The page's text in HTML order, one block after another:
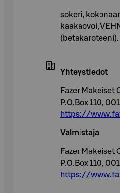
sokeri,
kaakaovoi,
(betakaroteeni).
Yhteystiedot
Fazer Makeiset
P.O.Box 110,
https://
Valmistaja
Fazer Makeiset
P.O.Box 110,
https://